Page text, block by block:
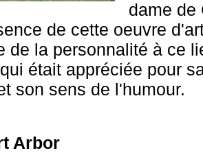
dame de
de cette oeuvre
de la personnalité à ce
était appréciée pour
son sens de l'humour.
Arbor